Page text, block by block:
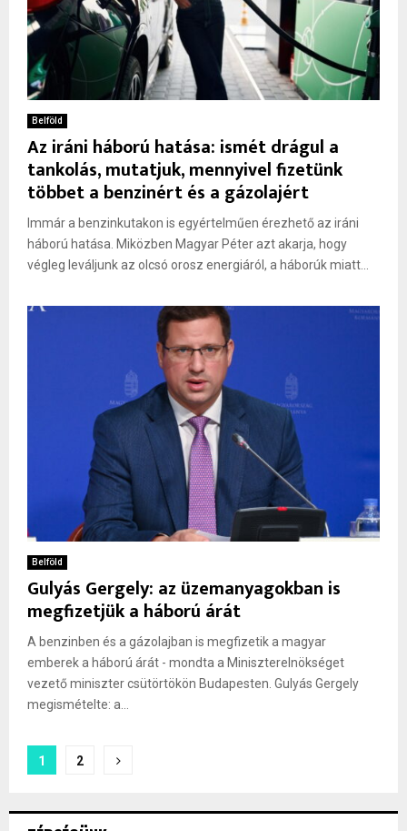
Belföld
Az iráni háború hatása: ismét drágul a
tankolás, mutatjuk, mennyivel fizetünk
többet a benzinért és a gázolajért
Immár a benzinkutakon is egyértelműen érezhető az iráni
háború hatása. Miközben Magyar Péter azt akarja, hogy
végleg leváljunk az olcsó orosz energiáról, a háborúk miatt...
Belföld
Gulyás Gergely: az üzemanyagokban is
megfizetjük a háború árát
A benzinben és a gázolajban is megfizetik a magyar
emberek a háború árát - mondta a Miniszterelnökséget
vezető miniszter csütörtökön Budapesten. Gulyás Gergely
megismételte: a...
Bejegyzések
1 2